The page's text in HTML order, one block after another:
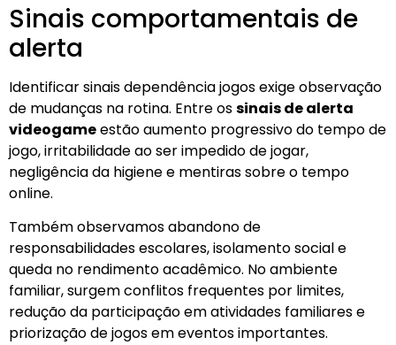
Sinais comportamentais de
alerta
Identificar sinais dependência jogos exige observação
de mudanças na rotina. Entre ossinais de alerta
videogameestão aumento progressivo do tempo de
jogo, irritabilidade ao ser impedido de jogar,
negligência da higiene e mentiras sobre o tempo
online.
Também observamos abandono de
responsabilidades escolares, isolamento social e
queda no rendimento acadêmico. No ambiente
familiar, surgem conflitos frequentes por limites,
redução da participação em atividades familiares e
priorização de jogos em eventos importantes.